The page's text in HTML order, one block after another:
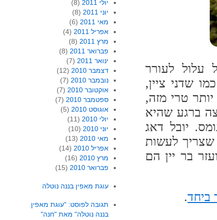
עלול לעורר
שדני ציין,
טרי מזה,
ברגע שהיא
יובל דאג
לעשות
בר יין הם
ביחד.
יולי 2011
(8)
יוני 2011
(8)
מאי 2011
(6)
אפריל 2011
(4)
מרץ 2011
(8)
פברואר 2011
(8)
ינואר 2011
(7)
דצמבר 2010
(12)
נובמבר 2010
(7)
אוקטובר 2010
(7)
ספטמבר 2010
(7)
אוגוסט 2010
(5)
יולי 2010
(11)
יוני 2010
(10)
מאי 2010
(13)
אפריל 2010
(14)
מרץ 2010
(16)
פברואר 2010
(15)
עוגת מאפין בננה נוטלה
תגובה לפוסט: "עוגת מאפין
בננה נוטלה" מאת "חנה"